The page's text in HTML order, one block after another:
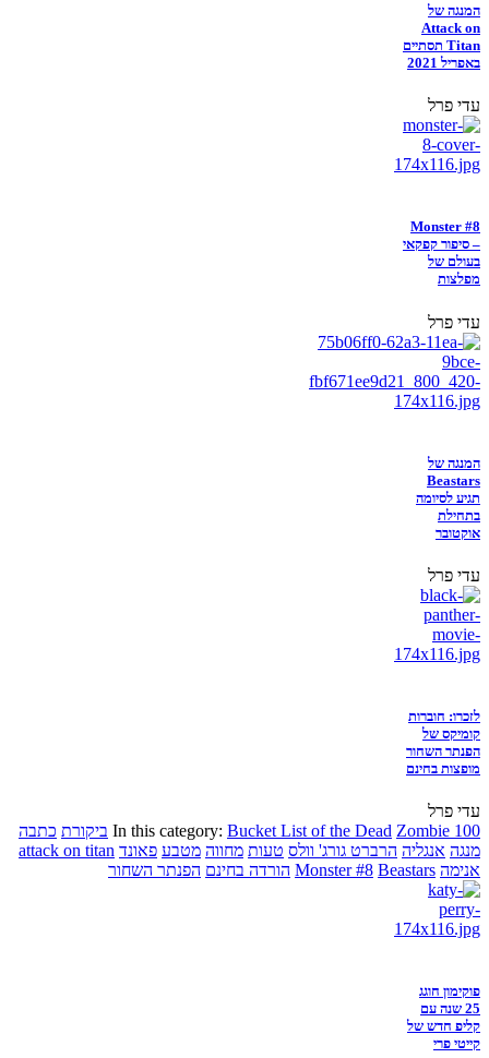
המנגה של
Attack on
Titan תסתיים
באפריל 2021
עדי פרל
Monster #8
– סיפור קפקאי
בעולם של
מפלצות
עדי פרל
המנגה של
Beastars
תגיע לסיומה
בתחילת
אוקטובר
עדי פרל
לזכרו: חוברות
קומיקס של
הפנתר השחור
מופצות בחינם
עדי פרל
In this category: Bucket List of the Dead Zombie 100 ביקורת כתבה
מנגה אנגליה הרברט גורג' וולס טעות מחווה מטבע פאונד attack on titan
אנימה
Monster #8 Beastars הורדה בחינם הפנתר השחור
פוקימון חוגג
25 שנה עם
קליפ חדש של
קייטי פרי